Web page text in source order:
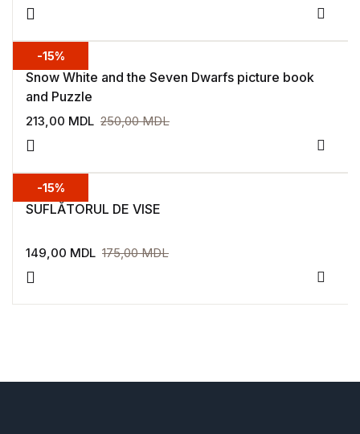
Snow White and the Seven Dwarfs picture book
and Puzzle
213,00 MDL 250,00MDL
-15%
SUFLĂTORUL DE VISE
149,00 MDL 175,00MDL
-15%